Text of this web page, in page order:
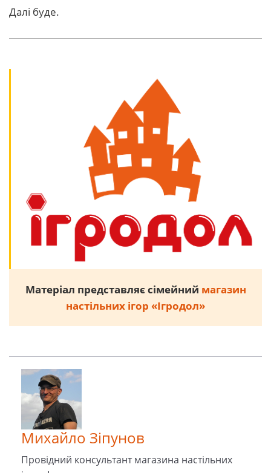
Далі буде.
Матеріал представляє сімейний магазин
настільних ігор «Ігродол»
Михайло Зіпунов
Провідний консультант магазина настільних